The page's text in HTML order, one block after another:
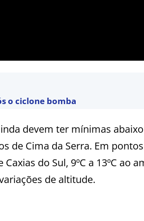
o ciclone bomba
devem ter mínimas
de Cima da Serra. Em
do Sul, 9ºC a 13ºC ao
de altitude.